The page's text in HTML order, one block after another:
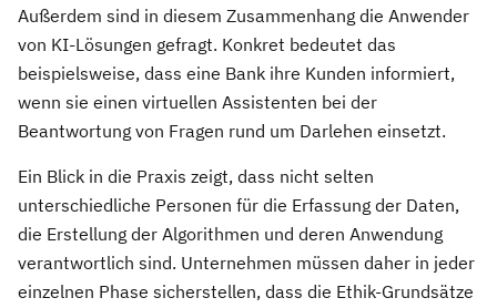
Außerdem sind in diesem Zusammenhang die Anwender
von KI-Lösungen gefragt. Konkret bedeutet das
beispielsweise, dass eine Bank ihre Kunden informiert,
wenn sie einen virtuellen Assistenten bei der
Beantwortung von Fragen rund um Darlehen einsetzt.
Ein Blick in die Praxis zeigt, dass nicht selten
unterschiedliche Personen für die Erfassung der Daten,
die Erstellung der Algorithmen und deren Anwendung
verantwortlich sind. Unternehmen müssen daher in jeder
einzelnen Phase sicherstellen, dass die Ethik-Grundsätze